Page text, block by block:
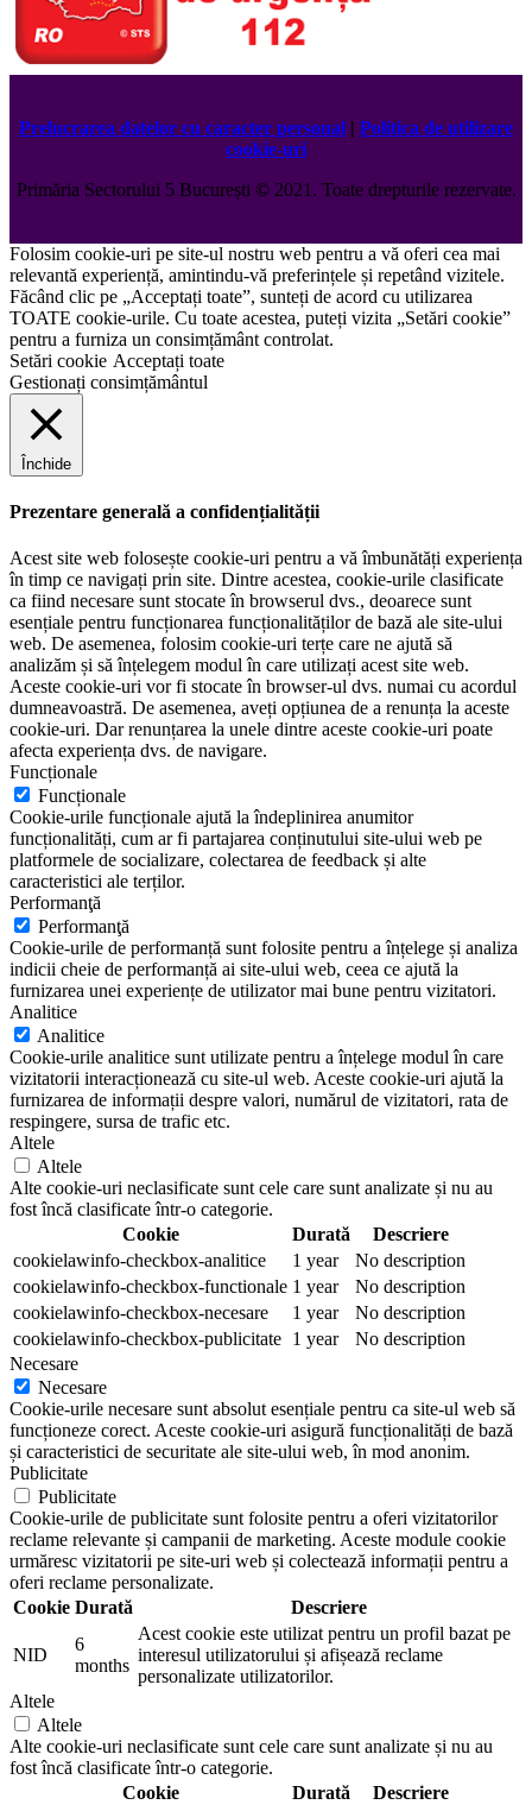
Prelucrarea datelor cu caracter personal | Politica de utilizare
cookie-uri
Primăria Sectorului 5 București ©️2021. Toate drepturile rezervate.
Folosim cookie-uri pe site-ul nostru web pentru a vă oferi cea mai
relevantă experiență, amintindu-vă preferințele și repetând vizitele.
Făcând clic pe „Acceptați toate”, sunteți de acord cu utilizarea
TOATE cookie-urile. Cu toate acestea, puteți vizita „Setări cookie”
pentru a furniza un consimțământ controlat.
Setări cookie Acceptați toate
Gestionați consimțământul
Închide
Prezentare generală a confidențialității
Acest site web folosește cookie-uri pentru a vă îmbunătăți experiența
în timp ce navigați prin site. Dintre acestea, cookie-urile clasificate
ca fiind necesare sunt stocate în browserul dvs., deoarece sunt
esențiale pentru funcționarea funcționalităților de bază ale site-ului
web. De asemenea, folosim cookie-uri terțe care ne ajută să
analizăm și să înțelegem modul în care utilizați acest site web.
Aceste cookie-uri vor fi stocate în browser-ul dvs. numai cu acordul
dumneavoastră. De asemenea, aveți opțiunea de a renunța la aceste
cookie-uri. Dar renunțarea la unele dintre aceste cookie-uri poate
afecta experiența dvs. de navigare.
Funcționale
Funcționale
Cookie-urile funcționale ajută la îndeplinirea anumitor
funcționalități, cum ar fi partajarea conținutului site-ului web pe
platformele de socializare, colectarea de feedback și alte
caracteristici ale terților.
Performanţă
Performanţă
Cookie-urile de performanță sunt folosite pentru a înțelege și analiza
indicii cheie de performanță ai site-ului web, ceea ce ajută la
furnizarea unei experiențe de utilizator mai bune pentru vizitatori.
Analitice
Analitice
Cookie-urile analitice sunt utilizate pentru a înțelege modul în care
vizitatorii interacționează cu site-ul web. Aceste cookie-uri ajută la
furnizarea de informații despre valori, numărul de vizitatori, rata de
respingere, sursa de trafic etc.
Altele
Altele
Alte cookie-uri neclasificate sunt cele care sunt analizate și nu au
fost încă clasificate într-o categorie.
Cookie
Durată
Descriere
cookielawinfo-checkbox-analitice
1 year
No description
cookielawinfo-checkbox-functionale 1 year
No description
cookielawinfo-checkbox-necesare
1 year
No description
cookielawinfo-checkbox-publicitate 1 year
No description
Necesare
Necesare
Cookie-urile necesare sunt absolut esențiale pentru ca site-ul web să
funcționeze corect. Aceste cookie-uri asigură funcționalități de bază
și caracteristici de securitate ale site-ului web, în mod anonim.
Publicitate
Publicitate
Cookie-urile de publicitate sunt folosite pentru a oferi vizitatorilor
reclame relevante și campanii de marketing. Aceste module cookie
urmăresc vizitatorii pe site-uri web și colectează informații pentru a
oferi reclame personalizate.
Cookie Durată Descriere
NID
6
months
Acest cookie este utilizat pentru un profil bazat pe
interesul utilizatorului și afișează reclame
personalizate utilizatorilor.
Altele
Altele
Alte cookie-uri neclasificate sunt cele care sunt analizate și nu au
fost încă clasificate într-o categorie.
Cookie
Durată
Descriere